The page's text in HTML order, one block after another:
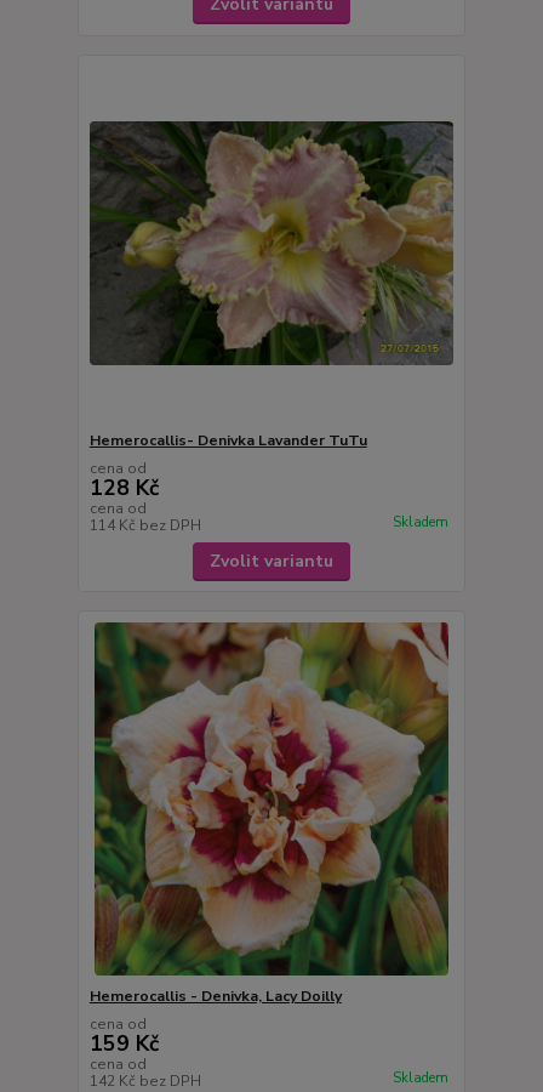
Hemerocallis- Denivka Lavander TuTu
cena od
128 Kč
cena od
114 Kč bez DPH Skladem
Zvolit variantu
Hemerocallis - Denivka, Lacy Doilly
cena od
159 Kč
cena od
142 Kč bez DPH Skladem